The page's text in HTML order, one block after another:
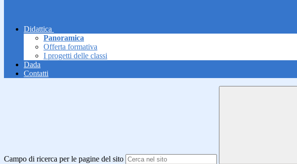
Didattica
Panoramica
Offerta formativa
I progetti delle classi
Dada
Contatti
Campo di ricerca per le pagine del sito